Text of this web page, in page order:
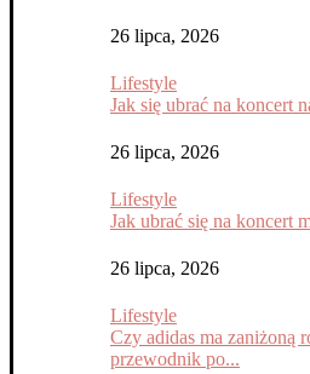
26 lipca, 2026
Lifestyle
Jak się ubrać na koncert
26 lipca, 2026
Lifestyle
Jak ubrać się na koncert
26 lipca, 2026
Lifestyle
Czy adidas ma zaniżoną
przewodnik po...